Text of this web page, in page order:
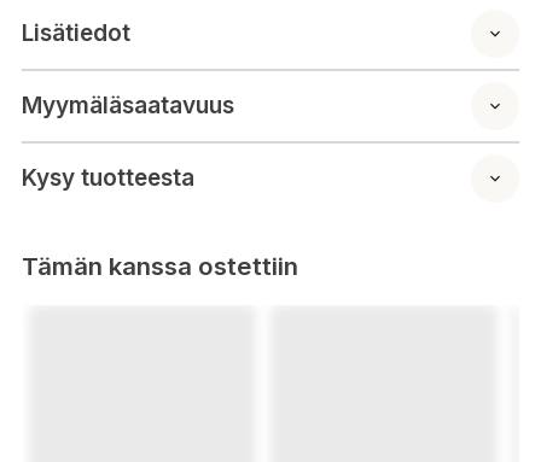
Bruksanvisning: Strö cirka en matsked Biodecomposer på
Lisätiedot
Myymäläsaatavuus
Kysy tuotteesta
Tämän kanssa ostettiin